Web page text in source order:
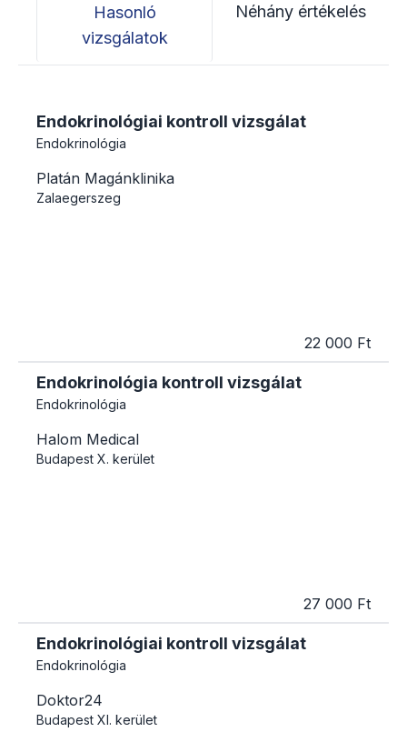
Hasonló
vizsgálatok
Néhány értékelés
Endokrinológiai kontroll vizsgálat
Endokrinológia
Platán Magánklinika
Zalaegerszeg
22 000 Ft
Endokrinológia kontroll vizsgálat
Endokrinológia
Halom Medical
Budapest X. kerület
27 000 Ft
Endokrinológiai kontroll vizsgálat
Endokrinológia
Doktor24
Budapest XI. kerület